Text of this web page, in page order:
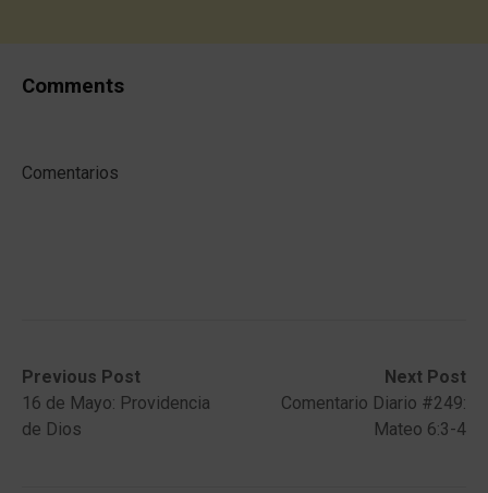
Comments
Comentarios
Post
navigation
Previous Post
Previous
post:16 de Mayo: Providencia
de Dios
Next Post
Next
post:
Comentario Diario #249:
Mateo 6:3-4